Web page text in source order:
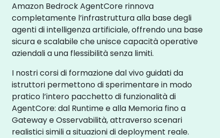
Amazon Bedrock AgentCore rinnova
completamente l’infrastruttura alla base degli
agenti di intelligenza artificiale, offrendo una base
sicura e scalabile che unisce capacità operative
aziendali a una flessibilità senza limiti.
I nostri corsi di formazione dal vivo guidati da
istruttori permettono di sperimentare in modo
pratico l’intero pacchetto di funzionalità di
AgentCore: dal Runtime e alla Memoria fino a
Gateway e Osservabilità, attraverso scenari
realistici simili a situazioni di deployment reale.